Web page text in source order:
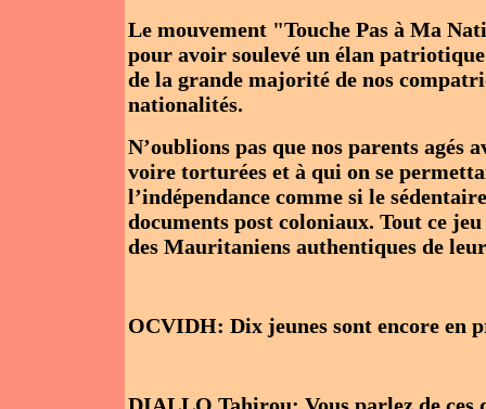
Le mouvement "Touche Pas à Ma
pour avoir soulevé un élan
de la grande majorité de nos
nationalités.
N’oublions pas que nos parents agés
voire torturées et à qui on se
l’indépendance comme si le
documents post coloniaux. Tout ce
des Mauritaniens authentiques de
OCVIDH: Dix jeunes sont encore en